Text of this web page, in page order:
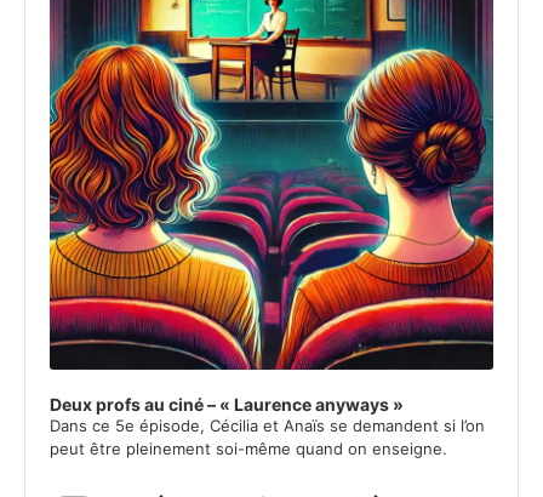
Deux profs au ciné – « Laurence anyways »
Dans ce 5e épisode, Cécilia et Anaïs se demandent si l’on
peut être pleinement soi-même quand on enseigne.